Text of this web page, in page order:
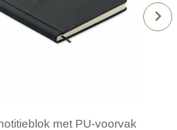
met PU-voorvak